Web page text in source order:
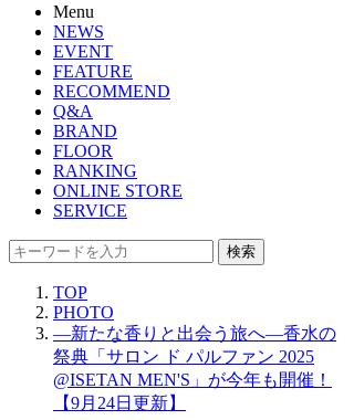
Menu
NEWS
EVENT
FEATURE
RECOMMEND
Q&A
BRAND
FLOOR
RANKING
ONLINE STORE
SERVICE
検索
TOP
PHOTO
―新たな香りと出会う旅へ―香水の
祭典「サロン ド パルファン 2025
@ISETAN MEN'S」が今年も開催！
【9月24日更新】